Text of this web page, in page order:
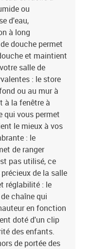
ou
d'eau,
à long
douche permet
et maintient
salle de
: le store
ou au mur à
à la fenêtre à
qui vous permet
le mieux à vos
: le
de ranger
pas utilisé, ce
de la salle
réglabilité : le
chaîne qui
en fonction
doté d'un clip
des enfants.
de portée des